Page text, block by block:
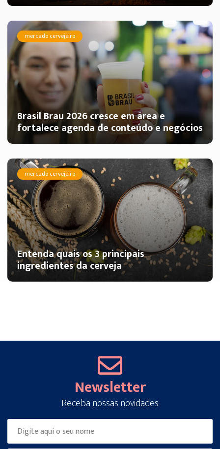
mercado cervejeiro
Brasil Brau 2026 cresce em área e
fortalece agenda de conteúdo e negócios
mercado cervejeiro
Entenda quais os 3 principais
ingredientes da cerveja
Newsletter
Receba nossas novidades